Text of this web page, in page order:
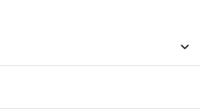
Toggle